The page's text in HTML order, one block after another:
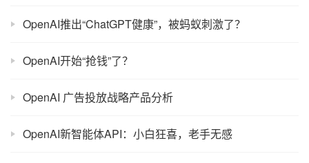
OpenAI推出“ChatGPT健康”，被蚂蚁刺激了？
OpenAI开始“抢钱”了？
OpenAI 广告投放战略产品分析
OpenAI新智能体API：小白狂喜，老手无感